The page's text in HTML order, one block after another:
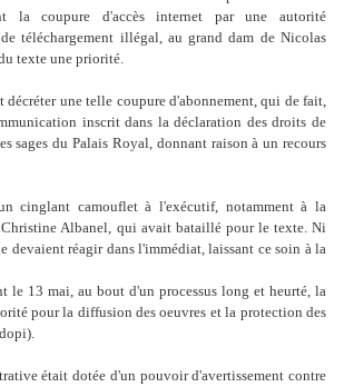
la coupure d'accès internet par une autorité
téléchargement illégal, au grand dam de Nicolas
texte une priorité.
décréter une telle coupure d'abonnement, qui de fait,
inscrit dans la déclaration des droits de
sages du Palais Royal, donnant raison à un recours
cinglant camouflet à l'exécutif, notamment à la
Albanel, qui avait bataillé pour le texte. Ni
devaient réagir dans l'immédiat, laissant ce soin à la
le 13 mai, au bout d'un processus long et heurté, la
pour la diffusion des oeuvres et la protection des
était dotée d'un pouvoir d'avertissement contre